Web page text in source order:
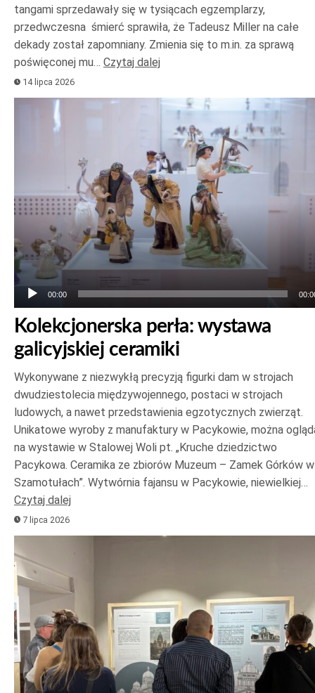
tangami sprzedawały się w tysiącach egzemplarzy,
przedwczesna śmierć sprawiła, że Tadeusz Miller na całe
dekady został zapomniany. Zmienia się to m.in. za sprawą
poświęconej mu… Czytaj dalej
14 lipca 2026
Odtwarzacz
00:00
Kolekcjonerska perła: wystawa
galicyjskiej ceramiki
Wykonywane z niezwykłą precyzją figurki dam w strojach
dwudziestolecia międzywojennego, postaci w strojach
ludowych, a nawet przedstawienia egzotycznych zwierząt.
Unikatowe wyroby z manufaktury w Pacykowie, można
na wystawie w Stalowej Woli pt. „Kruche dziedzictwo
Pacykowa. Ceramika ze zbiorów Muzeum – Zamek Górków w
Szamotułach”. Wytwórnia fajansu w Pacykowie, niewielkiej…
Czytaj dalej
7 lipca 2026
plików
dźwiękowych